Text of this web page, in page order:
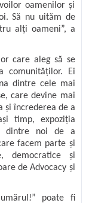
oamenilor și
Să nu uităm de
alți oameni”, a
care aleg să se
comunităților. Ei
dintre cele mai
care devine mai
și încrederea de a
timp, expoziția
dintre noi de a
facem parte și
democratice și
de Advocacy și
poate fi